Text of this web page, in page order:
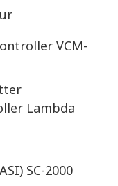
VCM-
Lambda
SC-2000